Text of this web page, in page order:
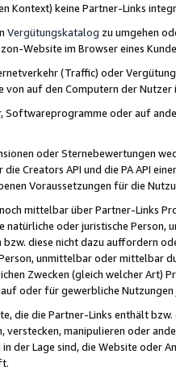
Kontext) keine Partner-Links
Vergütungskatalog zu umgehen
Website im Browser eines
(Traffic) oder
von auf den Computern der
Softwareprogramme oder auf
oder Sternebewertungen
die Creators API und die PA API
Voraussetzungen für die
mittelbar über Partner-Links
natürliche oder juristische
diese nicht dazu auffordern
unmittelbar oder mittelbar
Zwecken (gleich welcher Art)
oder für gewerbliche
die die Partner-Links enthält
verstecken, manipulieren oder
der Lage sind, die Website oder